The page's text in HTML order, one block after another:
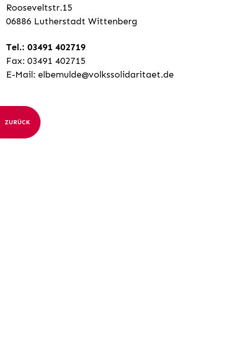
Rooseveltstr.15
06886 Lutherstadt Wittenberg
Tel.: 03491 402719
Fax: 03491 402715
E-Mail: elbemulde@volkssolidaritaet.de
ZURÜCK